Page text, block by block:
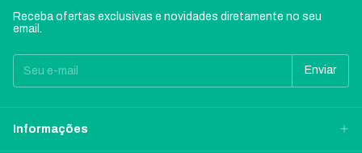
Receba ofertas exclusivas e novidades diretamente no seu
email.
Informações